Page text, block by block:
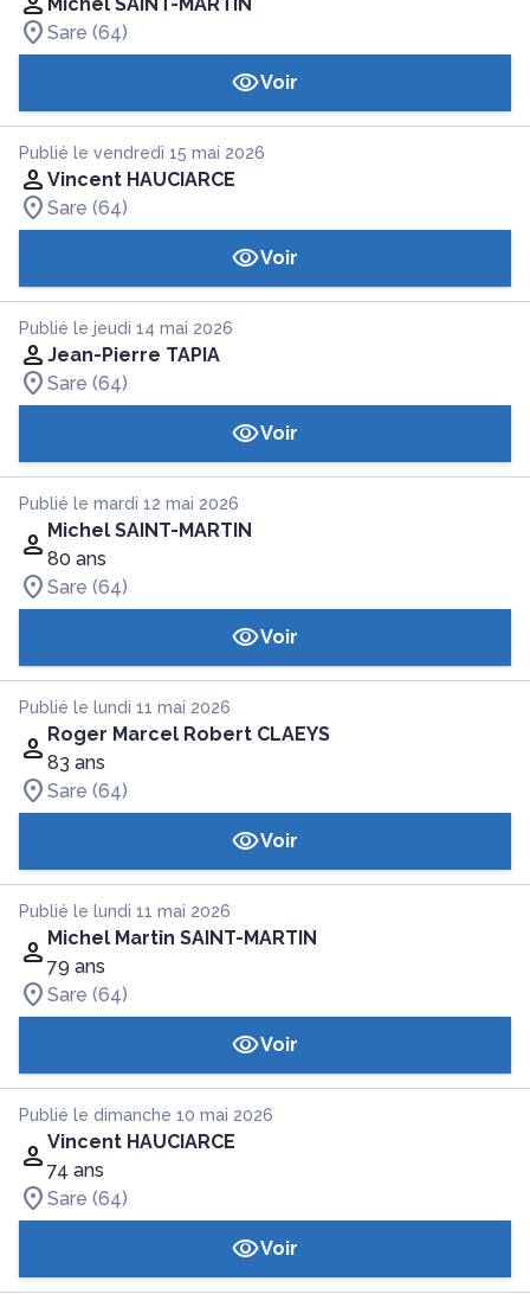
Sare (64)
Voir
Publié le vendredi 15 mai 2026
Vincent HAUCIARCE
Sare (64)
Voir
Publié le jeudi 14 mai 2026
Jean-Pierre TAPIA
Sare (64)
Voir
Publié le mardi 12 mai 2026
Michel SAINT-MARTIN
80 ans
Sare (64)
Voir
Publié le lundi 11 mai 2026
Roger Marcel Robert CLAEYS
83 ans
Sare (64)
Voir
Publié le lundi 11 mai 2026
Michel Martin SAINT-MARTIN
79 ans
Sare (64)
Voir
Publié le dimanche 10 mai 2026
Vincent HAUCIARCE
74 ans
Sare (64)
Voir